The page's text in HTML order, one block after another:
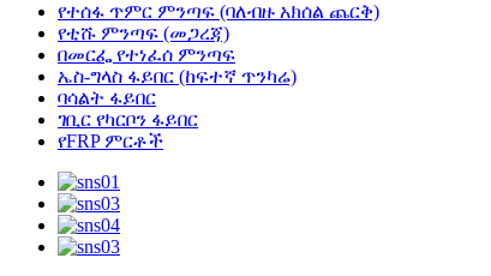
የተሰፋ ጥምር ምንጣፍ (ባለብዙ አክሰል ጨርቅ)
የቲሹ ምንጣፍ (መጋረጃ)
በመርፌ የተነፈሰ ምንጣፍ
ኤስ-ግላስ ፋይበር (ከፍተኛ ጥንካሬ)
ባሳልት ፋይበር
ገቢር የካርቦን ፋይበር
የFRP ምርቶች